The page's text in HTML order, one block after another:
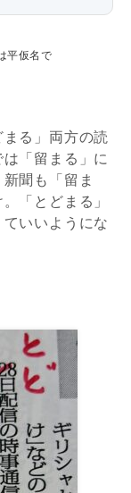
平仮名で
まる」両方の読
「留まる」に
聞も「留ま
「とどまる」
いいようにな